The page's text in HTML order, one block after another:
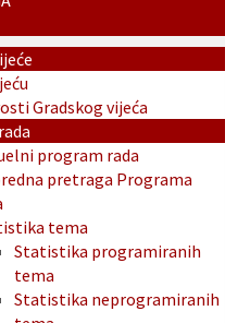
Gradskog vijeća
program rada
pretraga Programa
tema
Statistika programiranih
tema
Statistika neprogramiranih